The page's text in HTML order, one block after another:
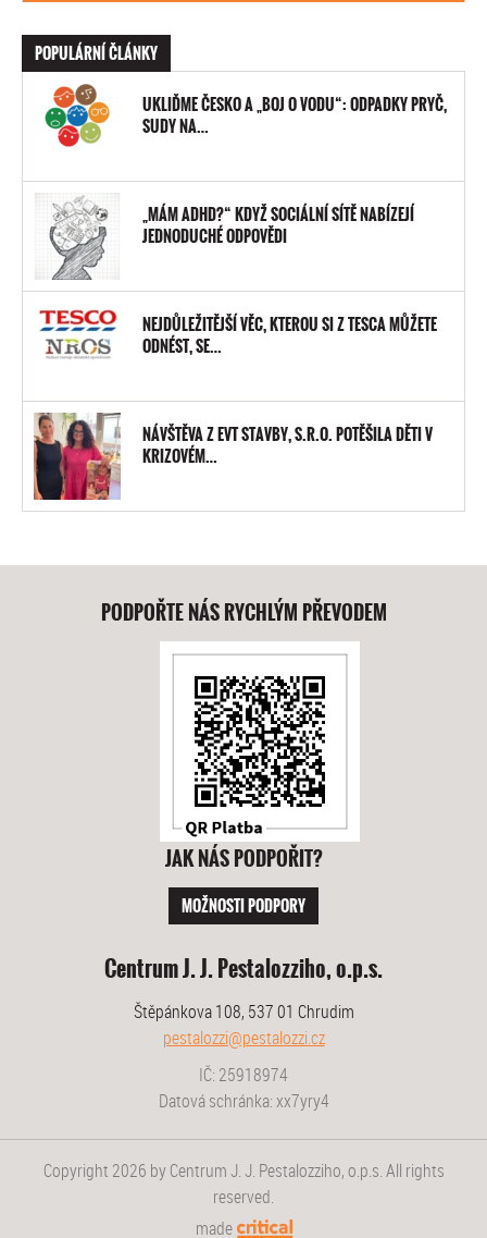
POPULÁRNÍ ČLÁNKY
UKLIĎME ČESKO A „BOJ O VODU“: ODPADKY PRYČ,
SUDY NA…
„MÁM ADHD?“ KDYŽ SOCIÁLNÍ SÍTĚ NABÍZEJÍ
JEDNODUCHÉ ODPOVĚDI
NEJDŮLEŽITĚJŠÍ VĚC, KTEROU SI Z TESCA MŮŽETE
ODNÉST, SE…
NÁVŠTĚVA Z EVT STAVBY, S.R.O. POTĚŠILA DĚTI V
KRIZOVÉM…
PODPOŘTE NÁS RYCHLÝM PŘEVODEM
JAK NÁS PODPOŘIT?
MOŽNOSTI PODPORY
Centrum J. J. Pestalozziho, o.p.s.
Štěpánkova 108, 537 01 Chrudim
pestalozzi@pestalozzi.cz
IČ: 25918974
Datová schránka: xx7yry4
Copyright 2026 by Centrum J. J. Pestalozziho, o.p.s. All rights
reserved.
made